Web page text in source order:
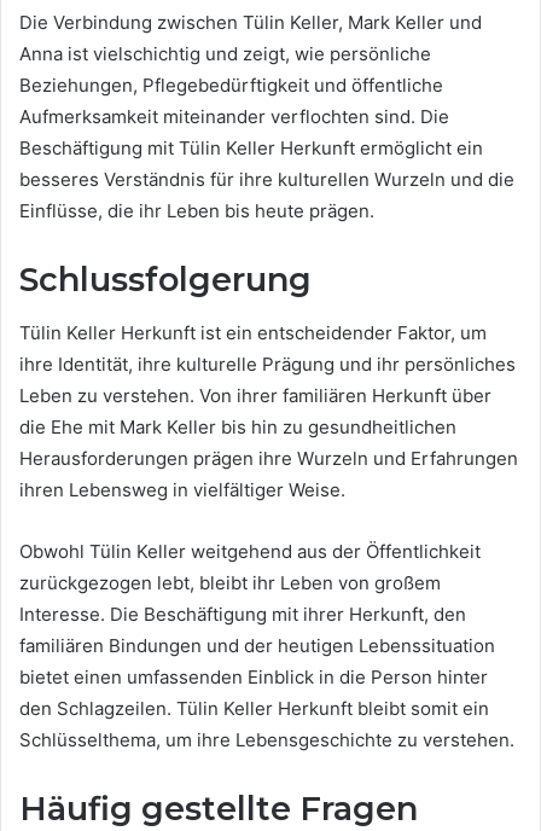
Die Verbindung zwischen Tülin Keller, Mark Keller und
Anna ist vielschichtig und zeigt, wie persönliche
Beziehungen, Pflegebedürftigkeit und öffentliche
Aufmerksamkeit miteinander verflochten sind. Die
Beschäftigung mit Tülin Keller Herkunft ermöglicht ein
besseres Verständnis für ihre kulturellen Wurzeln und die
Einflüsse, die ihr Leben bis heute prägen.
Schlussfolgerung
Tülin Keller Herkunft ist ein entscheidender Faktor, um
ihre Identität, ihre kulturelle Prägung und ihr persönliches
Leben zu verstehen. Von ihrer familiären Herkunft über
die Ehe mit Mark Keller bis hin zu gesundheitlichen
Herausforderungen prägen ihre Wurzeln und Erfahrungen
ihren Lebensweg in vielfältiger Weise.
Obwohl Tülin Keller weitgehend aus der Öffentlichkeit
zurückgezogen lebt, bleibt ihr Leben von großem
Interesse. Die Beschäftigung mit ihrer Herkunft, den
familiären Bindungen und der heutigen Lebenssituation
bietet einen umfassenden Einblick in die Person hinter
den Schlagzeilen. Tülin Keller Herkunft bleibt somit ein
Schlüsselthema, um ihre Lebensgeschichte zu verstehen.
Häufig gestellte Fragen